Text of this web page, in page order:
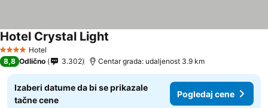
4 ZvezdiceHotel
Hotel Crystal Light
8,8 Odlično 3.302 Centar grada: udaljenost 3.9 km
Izaberi datume da bi se prikazale
tačne cene
Pogledaj cene